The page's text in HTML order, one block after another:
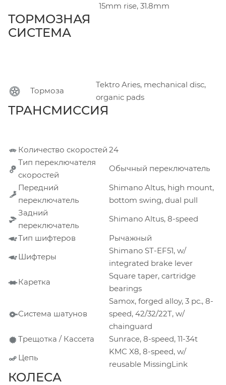
15mm rise, 31.8mm
ТОРМОЗНАЯ
СИСТЕМА
Тормоза
Tektro Aries, mechanical disc,
organic pads
ТРАНСМИССИЯ
Количество скоростей 24
Тип переключателя
скоростей
Обычный переключатель
Передний
переключатель
Shimano Altus, high mount,
bottom swing, dual pull
Задний
переключатель
Shimano Altus, 8-speed
Тип шифтеров
Рычажный
Шифтеры
Shimano ST-EF51, w/
integrated brake lever
Каретка
Square taper, cartridge
bearings
Система шатунов
Samox, forged alloy, 3 pc., 8-
speed, 42/32/22T, w/
chainguard
Трещотка / Кассета
Sunrace, 8-speed, 11-34t
Цепь
KMC X8, 8-speed, w/
reusable MissingLink
КОЛЕСА